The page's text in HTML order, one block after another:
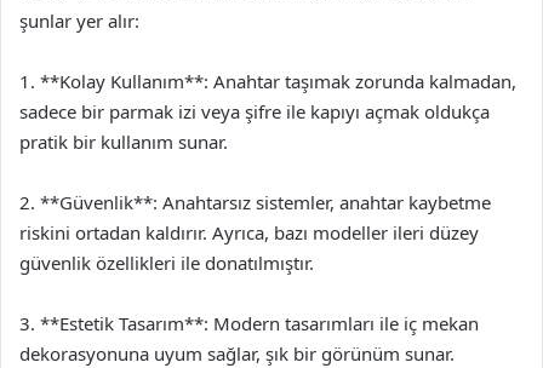
şunlar yer alır:
1. **Kolay Kullanım**: Anahtar taşımak zorunda kalmadan,
sadece bir parmak izi veya şifre ile kapıyı açmak oldukça
pratik bir kullanım sunar.
2. **Güvenlik**: Anahtarsız sistemler, anahtar kaybetme
riskini ortadan kaldırır. Ayrıca, bazı modeller ileri düzey
güvenlik özellikleri ile donatılmıştır.
3. **Estetik Tasarım**: Modern tasarımları ile iç mekan
dekorasyonuna uyum sağlar, şık bir görünüm sunar.